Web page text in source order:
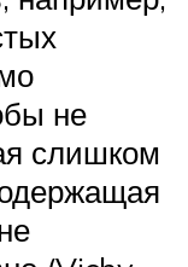
не
слишком